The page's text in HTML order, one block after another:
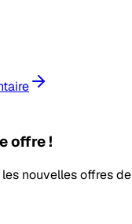
offre !
nouvelles offres de